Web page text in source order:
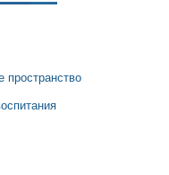
пространство